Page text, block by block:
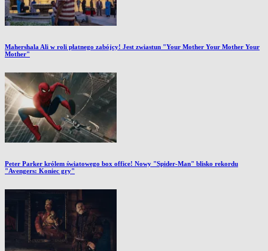
Mahershala Ali w roli płatnego zabójcy! Jest zwiastun "Your Mother Your Mother Your
Mother"
Peter Parker królem światowego box office! Nowy "Spider-Man" blisko rekordu
"Avengers: Koniec gry"